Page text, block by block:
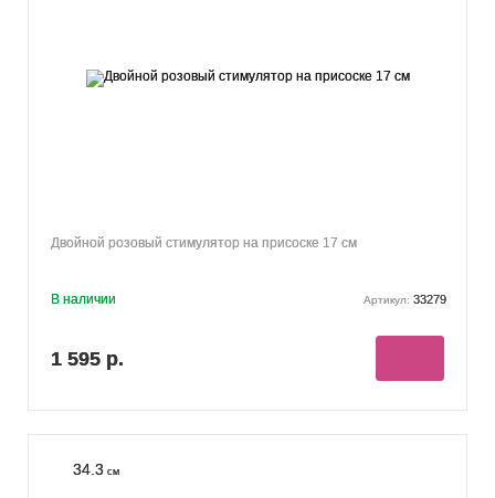
Двойной розовый стимулятор на присоске 17 см
В наличии Артикул: 33279
1 595 р.
34.3 см